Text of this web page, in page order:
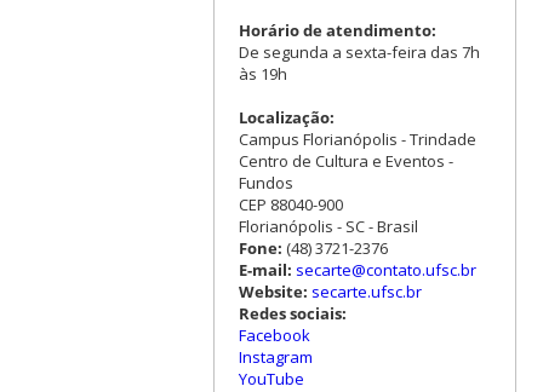
Horário de atendimento:
De segunda a sexta-feira das 7h
às 19h
Localização:
Campus Florianópolis - Trindade
Centro de Cultura e Eventos -
Fundos
CEP 88040-900
Florianópolis - SC - Brasil
Fone: (48) 3721-2376
E-mail: secarte@contato.ufsc.br
Website: secarte.ufsc.br
Redes sociais:
Facebook
Instagram
YouTube